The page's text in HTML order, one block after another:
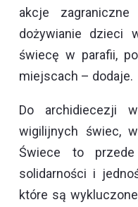
akcje
dożywianie dzieci
świecę w parafii,
miejscach – dodaje.
Do archidiecezji
wigilijnych świec,
Świece to
solidarności i
które są